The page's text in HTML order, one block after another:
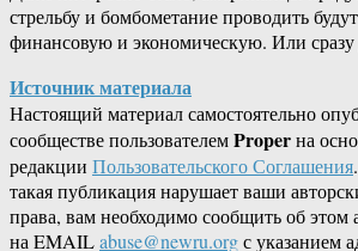
стрельбу и бомбометание проводить
финансовую и экономическую. Или сразу
Источник материала
Настоящий материал самостоятельно
сообществе пользователемProperна
редакции Пользовательского Соглашения
такая публикация нарушает ваши
права, вам необходимо сообщить об этом
на EMAILabuse@newru.orgс указанием